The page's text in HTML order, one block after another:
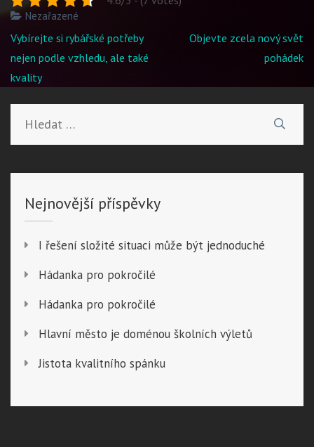
Nezařazené
Navigace
pro
příspěvek
Vybírejte si rybářské potřeby
nejen podle vzhledu, ale také
kvality
Objevte zcela nový svět
pohádek
Nejnovější příspěvky
I řešení složité situaci může být jednoduché
Hádanka pro pokročilé
Hádanka pro pokročilé
Hlavní město je doménou školních výletů
Jistota kvalitního spánku